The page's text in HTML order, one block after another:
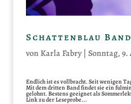
Schattenblau
vonKarla Fabry| Sonntag, 9.
Endlich ist es vollbracht. Seit wenigen
Mit dem dritten Band findet sie ein
gelohnt. Bestens geeignet als
Link zu der Leseprobe...